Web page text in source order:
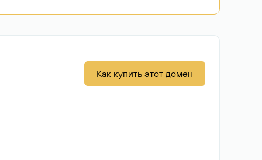
Как купить этот домен